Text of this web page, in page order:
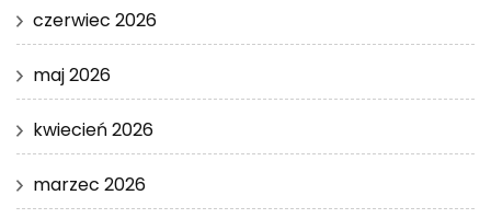
czerwiec 2026
maj 2026
kwiecień 2026
marzec 2026